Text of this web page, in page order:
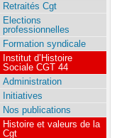
Retraités Cgt
Elections
professionnelles
Formation syndicale
Institut d’Histoire
Sociale CGT 44
Administration
Initiatives
Nos publications
Histoire et valeurs de la
Cgt